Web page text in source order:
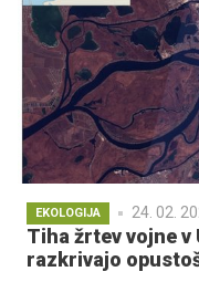
EKOLOGIJA 24. 02.
Tiha žrtev vojne
razkrivajo